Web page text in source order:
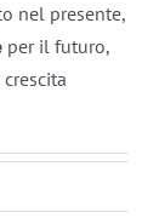
nel presente,
per il futuro,